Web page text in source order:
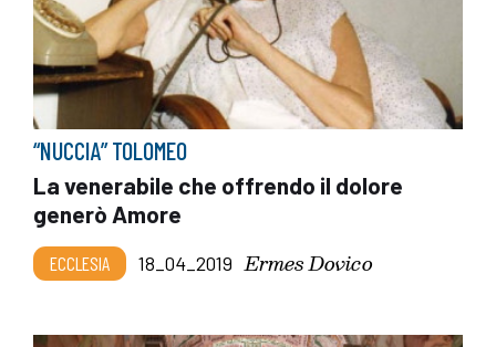
“NUCCIA” TOLOMEO
La venerabile che offrendo il dolore
generò Amore
ECCLESIA 18_04_2019 Ermes Dovico